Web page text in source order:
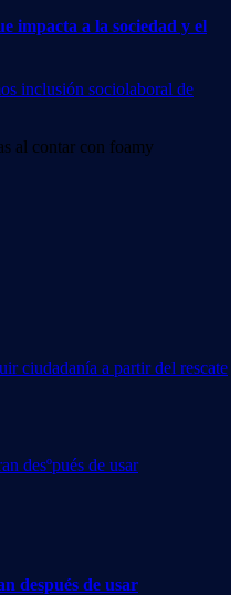
impacta a la sociedad y el
inclusión sociolaboral de
al contar con foamy
ciudadanía a partir del rescate
después de usar